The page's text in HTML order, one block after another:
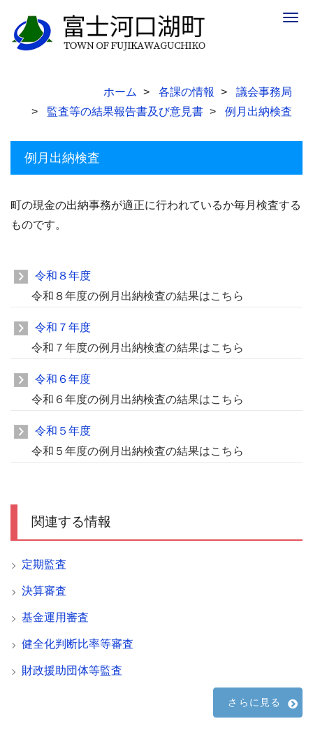
ホーム 各課の情報
議会事務局
監査等の結果報告書及び意見書
例月出納検査
例月出納検査
町の現金の出納事務が適正に行われているか毎月検査する
ものです。
令和８年度
令和８年度の例月出納検査の結果はこちら
令和７年度
令和７年度の例月出納検査の結果はこちら
令和６年度
令和６年度の例月出納検査の結果はこちら
令和５年度
令和５年度の例月出納検査の結果はこちら
関連する情報
定期監査
決算審査
基金運用審査
健全化判断比率等審査
財政援助団体等監査
さらに見る